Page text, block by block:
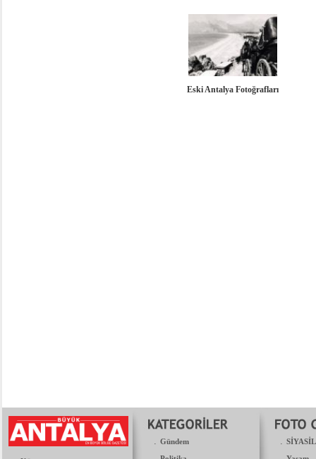
Eski Antalya Fotoğrafları
. Gündem .